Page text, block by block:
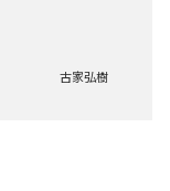
古家弘樹